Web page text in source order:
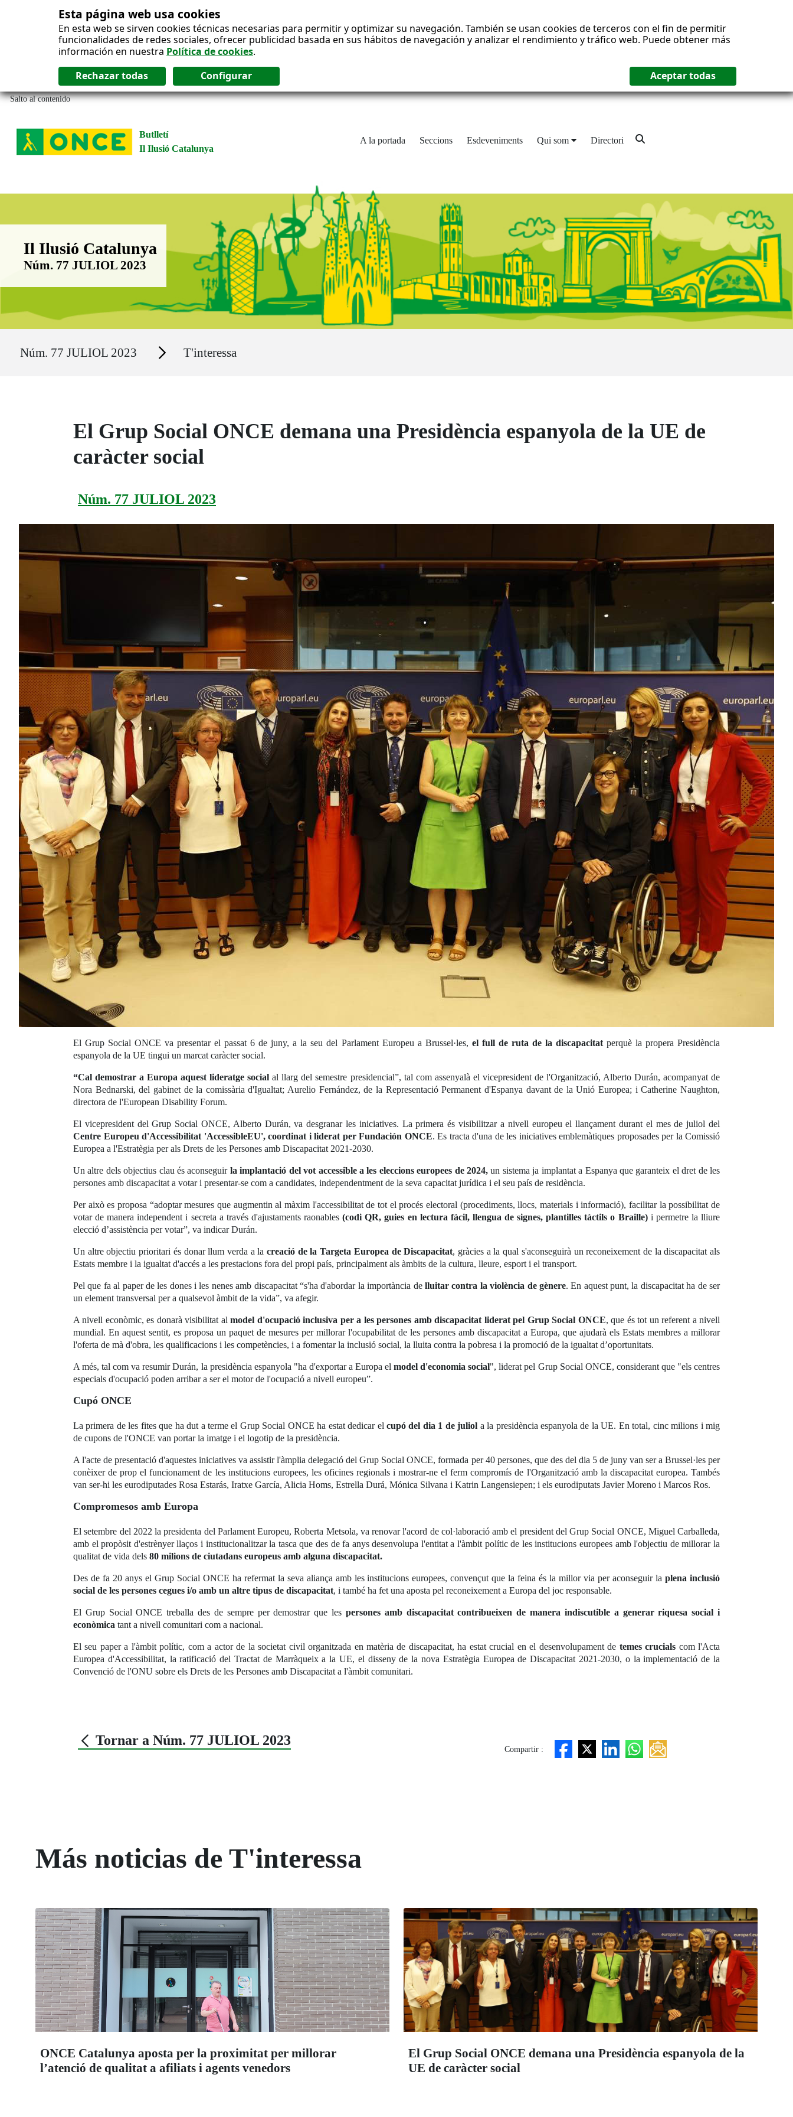
Esta página web usa cookies
En esta web se sirven cookies técnicas necesarias para permitir y optimizar su navegación. También se usan cookies de terceros con el fin de permitir
funcionalidades de redes sociales, ofrecer publicidad basada en sus hábitos de navegación y analizar el rendimiento y tráfico web. Puede obtener más
información en nuestra Política de cookies.
Salto al contenido
Butlletí
Il Ilusió Catalunya
A la portada Seccions Esdeveniments Qui som Directori
Boletín Il·lusió Catalunya
Il Ilusió Catalunya
Núm. 77 JULIOL 2023
Núm. 77 JULIOL 2023 Secciones T'interessa
El Grup Social ONCE demana una Presidència espanyola de la UE de
caràcter social
Núm. 77 JULIOL 2023
El Grup Social ONCE va presentar el passat 6 de juny, a la seu del Parlament Europeu a Brussel·les, el full de ruta de la discapacitatperquè la propera Presidència
espanyola de la UE tingui un marcat caràcter social.
“Cal demostrar a Europa aquest lideratge social al llarg del semestre presidencial”, tal com assenyalà el vicepresident de l'Organització, Alberto Durán, acompanyat de
Nora Bednarski, del gabinet de la comissària d'Igualtat; Aurelio Fernández, de la Representació Permanent d'Espanya davant de la Unió Europea; i Catherine Naughton,
directora de l'European Disability Forum.
El vicepresident del Grup Social ONCE, Alberto Durán, va desgranar les iniciatives. La primera és visibilitzar a nivell europeu el llançament durant el mes de juliol del
Centre Europeu d'Accessibilitat 'AccessibleEU', coordinat i liderat per Fundación ONCE. Es tracta d'una de les iniciatives emblemàtiques proposades per la Comissió
Europea a l'Estratègia per als Drets de les Persones amb Discapacitat 2021-2030.
Un altre dels objectius clau és aconseguir la implantació del vot accessible a les eleccions europees de 2024, un sistema ja implantat a Espanya que garanteix el dret de les
persones amb discapacitat a votar i presentar-se com a candidates, independentment de la seva capacitat jurídica i el seu país de residència.
Per això es proposa “adoptar mesures que augmentin al màxim l'accessibilitat de tot el procés electoral (procediments, llocs, materials i informació), facilitar la possibilitat de
votar de manera independent i secreta a través d'ajustaments raonables(codi QR, guies en lectura fàcil, llengua de signes, plantilles tàctils o Braille)i permetre la lliure
elecció d’assistència per votar”, va indicar Durán.
Un altre objectiu prioritari és donar llum verda a lacreació de la Targeta Europea de Discapacitat, gràcies a la qual s'aconseguirà un reconeixement de la discapacitat als
Estats membre i la igualtat d'accés a les prestacions fora del propi país, principalment als àmbits de la cultura, lleure, esport i el transport.
Pel que fa al paper de les dones i les nenes amb discapacitat “s'ha d'abordar la importància de lluitar contra la violència de gènere. En aquest punt, la discapacitat ha de ser
un element transversal per a qualsevol àmbit de la vida”, va afegir.
A nivell econòmic, es donarà visibilitat almodel d'ocupació inclusiva per a les persones amb discapacitat liderat pel Grup Social ONCE, que és tot un referent a nivell
mundial. En aquest sentit, es proposa un paquet de mesures per millorar l'ocupabilitat de les persones amb discapacitat a Europa, que ajudarà els Estats membres a millorar
l'oferta de mà d'obra, les qualificacions i les competències, i a fomentar la inclusió social, la lluita contra la pobresa i la promoció de la igualtat d’oportunitats.
A més, tal com va resumir Durán, la presidència espanyola "ha d'exportar a Europa elmodel d'economia social", liderat pel Grup Social ONCE, considerant que "els centres
especials d'ocupació poden arribar a ser el motor de l'ocupació a nivell europeu”.
Cupó ONCE
La primera de les fites que ha dut a terme el Grup Social ONCE ha estat dedicar el cupó del dia 1 de juliol a la presidència espanyola de la UE. En total, cinc milions i mig
de cupons de l'ONCE van portar la imatge i el logotip de la presidència.
A l'acte de presentació d'aquestes iniciatives va assistir l'àmplia delegació del Grup Social ONCE, formada per 40 persones, que des del dia 5 de juny van ser a Brussel·les per
conèixer de prop el funcionament de les institucions europees, les oficines regionals i mostrar-ne el ferm compromís de l'Organització amb la discapacitat europea. Tambés
van ser-hi les eurodiputades Rosa Estarás, Iratxe García, Alicia Homs, Estrella Durá, Mónica Silvana i Katrin Langensiepen; i els eurodiputats Javier Moreno i Marcos Ros.
Compromesos amb Europa
El setembre del 2022 la presidenta del Parlament Europeu, Roberta Metsola, va renovar l'acord de col·laboració amb el president del Grup Social ONCE, Miguel Carballeda,
amb el propòsit d'estrènyer llaços i institucionalitzar la tasca que des de fa anys desenvolupa l'entitat a l'àmbit polític de les institucions europees amb l'objectiu de millorar la
qualitat de vida dels 80 milions de ciutadans europeus amb alguna discapacitat.
Des de fa 20 anys el Grup Social ONCE ha refermat la seva aliança amb les institucions europees, convençut que la feina és la millor via per aconseguir laplena inclusió
social de les persones cegues i/o amb un altre tipus de discapacitat, i també ha fet una aposta pel reconeixement a Europa del joc responsable.
El Grup Social ONCE treballa des de sempre per demostrar que les persones amb discapacitat contribueixen de manera indiscutible a generar riquesa social i
econòmica tant a nivell comunitari com a nacional.
El seu paper a l'àmbit polític, com a actor de la societat civil organitzada en matèria de discapacitat, ha estat crucial en el desenvolupament de temes crucials com l'Acta
Europea d'Accessibilitat, la ratificació del Tractat de Marràqueix a la UE, el disseny de la nova Estratègia Europea de Discapacitat 2021-2030, o la implementació de la
Convenció de l'ONU sobre els Drets de les Persones amb Discapacitat a l'àmbit comunitari.
Tornar a Núm. 77 JULIOL 2023
Compartir :
Más noticias de T'interessa
ONCE Catalunya aposta per la proximitat per millorar
l’atenció de qualitat a afiliats i agents venedors
El Grup Social ONCE demana una Presidència espanyola de la
UE de caràcter social